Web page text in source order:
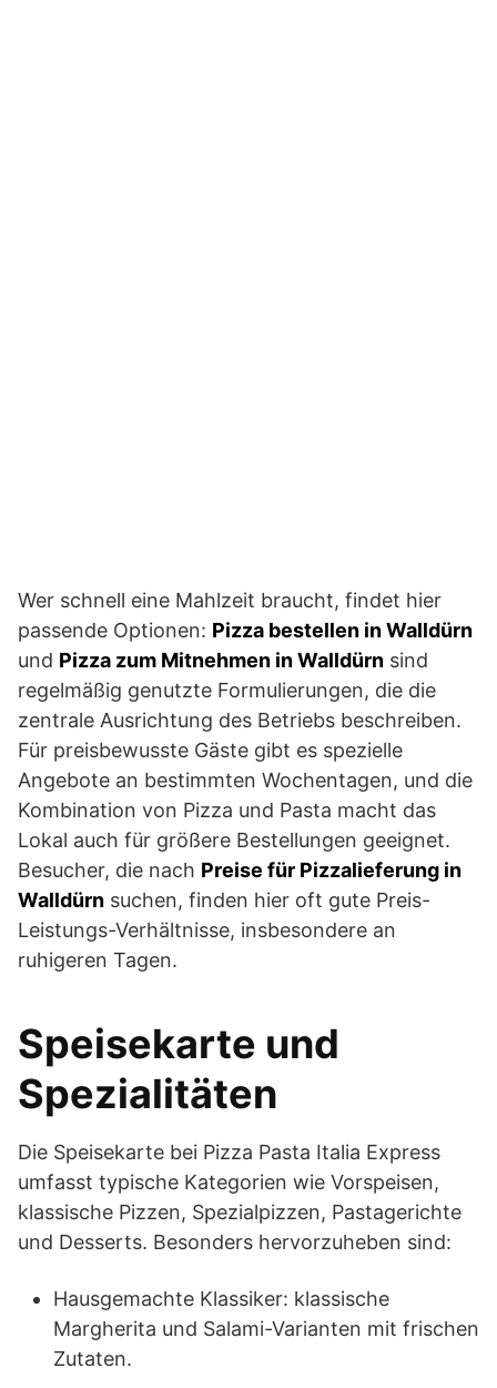
Wer schnell eine Mahlzeit braucht, findet hier
passende Optionen: Pizza bestellen in Walldürn
und Pizza zum Mitnehmen in Walldürn sind
regelmäßig genutzte Formulierungen, die die
zentrale Ausrichtung des Betriebs beschreiben.
Für preisbewusste Gäste gibt es spezielle
Angebote an bestimmten Wochentagen, und die
Kombination von Pizza und Pasta macht das
Lokal auch für größere Bestellungen geeignet.
Besucher, die nach Preise für Pizzalieferung in
Walldürn suchen, finden hier oft gute Preis-
Leistungs-Verhältnisse, insbesondere an
ruhigeren Tagen.
Speisekarte und
Spezialitäten
Die Speisekarte bei Pizza Pasta Italia Express
umfasst typische Kategorien wie Vorspeisen,
klassische Pizzen, Spezialpizzen, Pastagerichte
und Desserts. Besonders hervorzuheben sind:
Hausgemachte Klassiker: klassische
Margherita und Salami-Varianten mit frischen
Zutaten.